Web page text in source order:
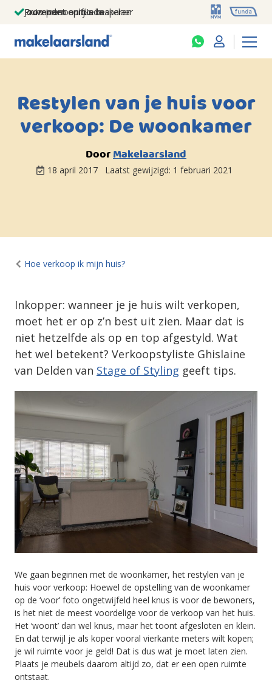
Jouw persoonlijke makelaar
Duizenden euro's besparen
Prominent op funda
Restylen van je huis voor
verkoop: De woonkamer
DoorMakelaarsland
18 april 2017 Laatst gewijzigd: 1 februari 2021
Hoe verkoop ik mijn huis?
Inkopper: wanneer je je huis wilt verkopen,
moet het er op z’n best uit zien. Maar dat is
niet hetzelfde als op en top afgestyld. Wat
het wel betekent? Verkoopstyliste Ghislaine
van Delden van Stage of Styling geeft tips.
We gaan beginnen met de woonkamer, het restylen van je
huis voor verkoop: Hoewel de opstelling van de woonkamer
op de ‘voor’ foto ongetwijfeld heel knus is voor de bewoners,
is het niet de meest voordelige voor de verkoop van het huis.
Het ‘woont’ dan wel knus, maar het toont afgesloten en klein.
En dat terwijl je als koper vooral vierkante meters wilt kopen;
je wil ruimte voor je geld! Dat is dus wat je moet laten zien.
Plaats je meubels daarom altijd zo, dat er een open ruimte
ontstaat.